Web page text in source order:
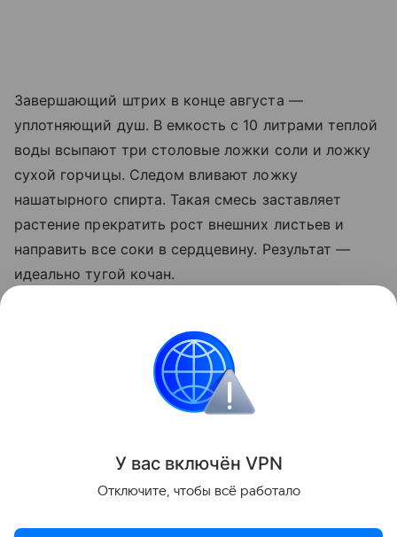
Завершающий штрих в конце августа —
уплотняющий душ. В емкость с 10 литрами теплой
воды всыпают три столовые ложки соли и ложку
сухой горчицы. Следом вливают ложку
нашатырного спирта. Такая смесь заставляет
растение прекратить рост внешних листьев и
направить все соки в сердцевину. Результат —
идеально тугой кочан.
следить за поливом культуры. В последний месяц
лета растению необходим умеренный полив.
У вас включён VPN
Отключите, чтобы всё работало